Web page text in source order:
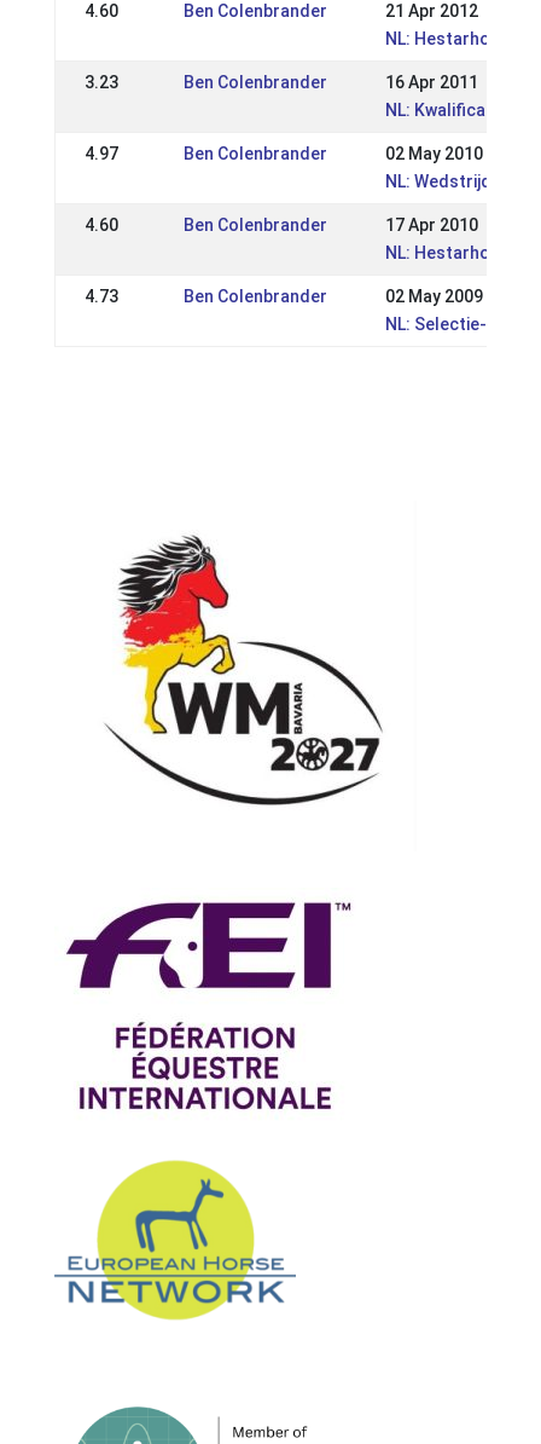
4.60 Ben Colenbrander
21 Apr 2012
NL: Hestarholt
3.23 Ben Colenbrander
16 Apr 2011
NL:
4.97 Ben Colenbrander
02 May 2010
NL: Wedstrijd Meijel
4.60 Ben Colenbrander
17 Apr 2010
NL: Hestarholt
4.73 Ben Colenbrander
02 May 2009
NL: Selectie- en